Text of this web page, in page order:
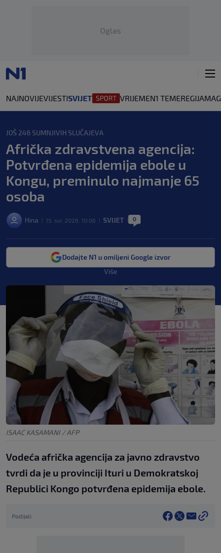
Oglas
NAJNOVIJEVIJESTISVIJET VRIJEMEN1 TEMEREGIJA
JOŠ 246 SUMNJIVIH SLUČAJEVA
Afrička zdravstvena agencija:
Potvrđena epidemija ebole u
Kongu, preminulo najmanje 65
osoba
Hina 15. svi. 2026. 10:06 SVIJET 0
Dodajte N1 u omiljeni Google izvor
Više
ISAAC KASAMANI / AFP
Vodeća afrička agencija za javno zdravstvo
tvrdi da je u provinciji Ituri u Demokratskoj
Republici Kongo potvrđena epidemija ebole.
Podijeli